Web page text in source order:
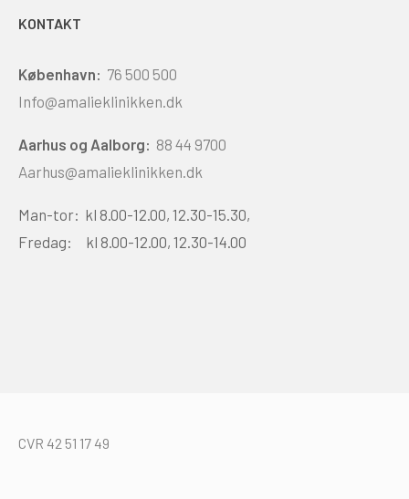
KONTAKT
København: 76 500 500
Info@amalieklinikken.dk
Aarhus og Aalborg: 88 44 9700
Aarhus@amalieklinikken.dk
Man-tor: kl 8.00-12.00, 12.30-15.30,
Fredag: kl 8.00-12.00, 12.30-14.00
CVR 42 51 17 49